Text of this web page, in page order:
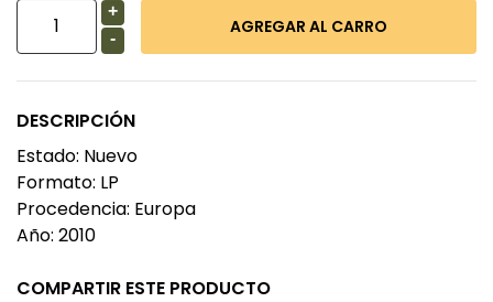
+
-
DESCRIPCIÓN
Estado: Nuevo
Formato: LP
Procedencia: Europa
Año: 2010
COMPARTIR ESTE PRODUCTO